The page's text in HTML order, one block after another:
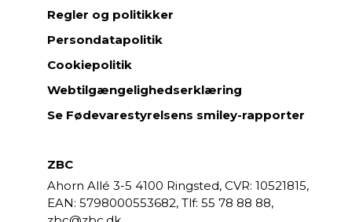
Regler og politikker
Persondatapolitik
Cookiepolitik
Webtilgængelighedserklæring
Se Fødevarestyrelsens smiley-rapporter
ZBC
Ahorn Allé 3-5 4100 Ringsted, CVR: 10521815,
EAN: 5798000553682,
55 78 88 88,